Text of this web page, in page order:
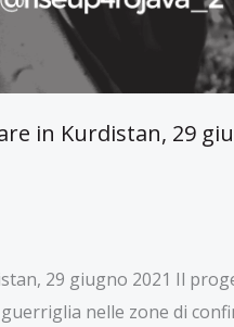
in Kurdistan, 29
29 giugno 2021 Il
nelle zone di